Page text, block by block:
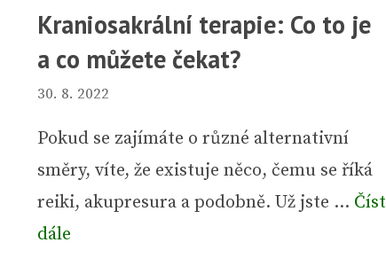
Kraniosakrální terapie: Co to je
a co můžete čekat?
30. 8. 2022
Pokud se zajímáte o různé alternativní
směry, víte, že existuje něco, čemu se říká
reiki, akupresura a podobně. Už jste … Číst
dále